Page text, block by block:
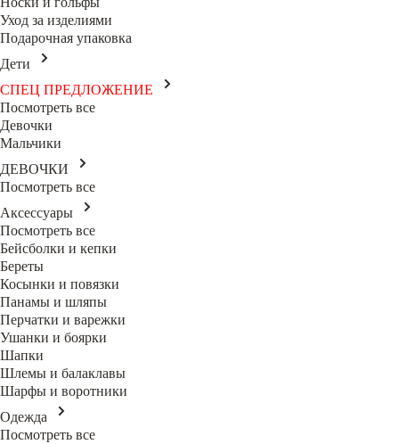
Уход за изделиями
Подарочная упаковка
Дети
СПЕЦ ПРЕДЛОЖЕНИЕ
Посмотреть все
Девочки
Мальчики
ДЕВОЧКИ
Посмотреть все
Аксессуары
Посмотреть все
Бейсболки и кепки
Береты
Косынки и повязки
Панамы и шляпы
Перчатки и варежки
Ушанки и боярки
Шапки
Шлемы и балаклавы
Шарфы и воротники
Одежда
Посмотреть все